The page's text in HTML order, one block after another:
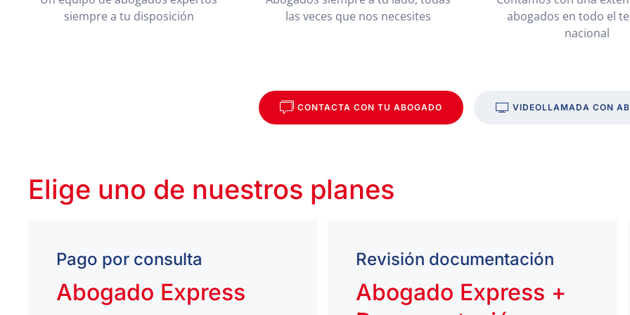
siempre a tu disposición
las veces que nos necesites
abogados en todo el
nacional
CONTACTA CON TU ABOGADO VIDEOLLAMADA CON
Elige uno de nuestros planes
Pago por consulta
Abogado Express
Revisión documentación
Abogado Express +